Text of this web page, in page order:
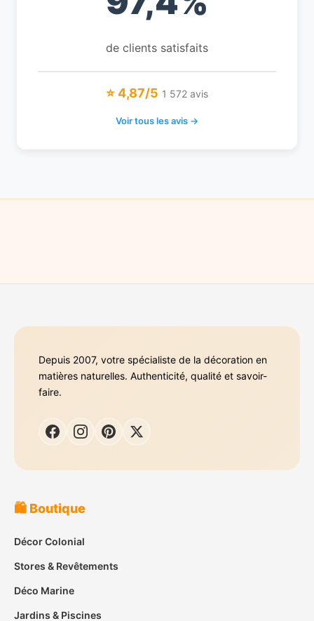
de clients satisfaits
⭐ 4,87/5 1 572 avis
Voir tous les avis →
Depuis 2007, votre spécialiste de la décoration en
matières naturelles. Authenticité, qualité et savoir-
faire.
🛍️ Boutique
Décor Colonial
Stores & Revêtements
Déco Marine
Jardins & Piscines